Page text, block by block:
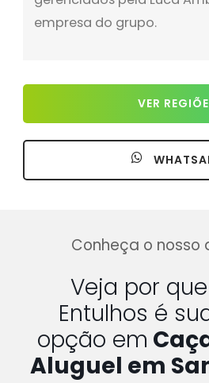
empresa do grupo.
VER
Conheça o nosso
Veja por
Entulhos é
opção em
Aluguel em